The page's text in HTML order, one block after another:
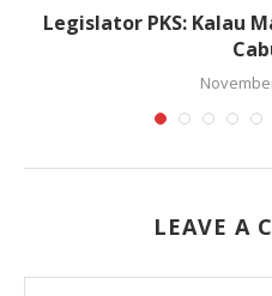
Legislator PKS: Kalau
LEAVE A